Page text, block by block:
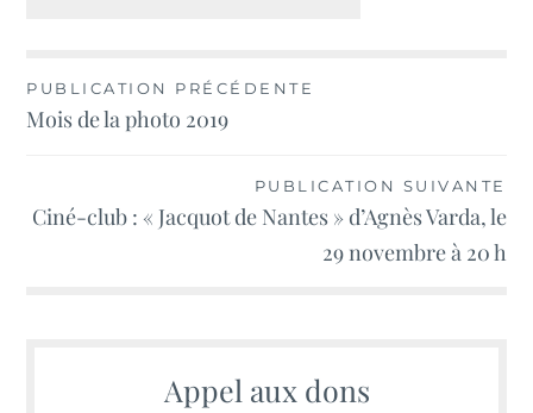
Navigation
de
PUBLICATION PRÉCÉDENTE
Mois de la photo 2019
PUBLICATION SUIVANTE
Ciné-club : « Jacquot de Nantes » d’Agnès Varda, le
29 novembre à 20 h
Appel aux dons